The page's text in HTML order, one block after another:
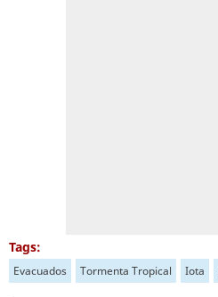
Tags:
Evacuados Tormenta Tropical Iota